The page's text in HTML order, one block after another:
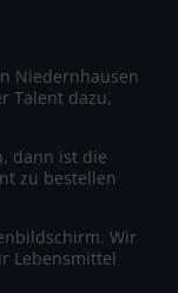
Niedernhausen
Talent dazu,
dann ist die
zu bestellen
Wir
Lebensmittel